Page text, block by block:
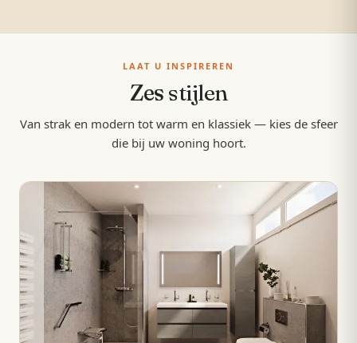
LAAT U INSPIREREN
Zes stijlen
Van strak en modern tot warm en klassiek — kies de sfeer
die bij uw woning hoort.